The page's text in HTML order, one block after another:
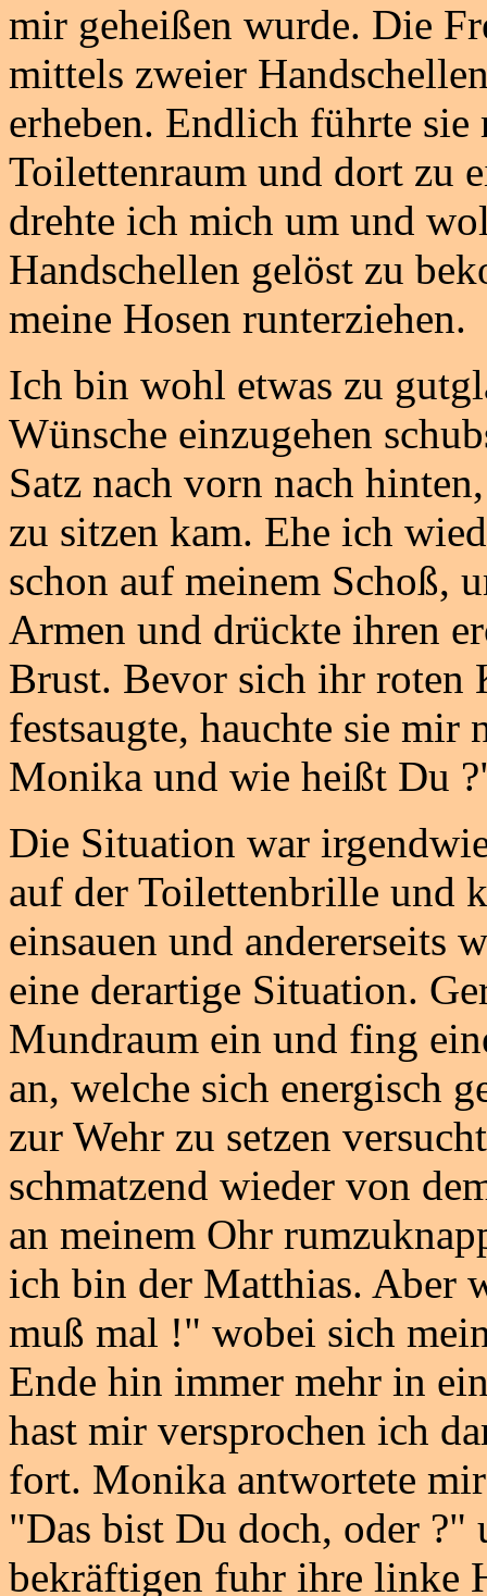
mir geheißen wurde. Die
mittels zweier
erheben. Endlich führte
Toilettenraum und dort zu
drehte ich mich um und
Handschellen gelöst zu
meine Hosen runterziehen.
Ich bin wohl etwas zu
Wünsche einzugehen
Satz nach vorn nach
zu sitzen kam. Ehe ich
schon auf meinem Schoß,
Armen und drückte ihren
Brust. Bevor sich ihr roten
festsaugte, hauchte sie
Monika und wie heißt Du
Die Situation war
auf der Toilettenbrille und
einsauen und andererseits
eine derartige Situation.
Mundraum ein und fing
an, welche sich energisch
zur Wehr zu setzen
schmatzend wieder von
an meinem Ohr
ich bin der Matthias. Aber
muß mal !" wobei sich
Ende hin immer mehr in
hast mir versprochen ich
fort. Monika antwortete
"Das bist Du doch, oder
bekräftigen fuhr ihre linke